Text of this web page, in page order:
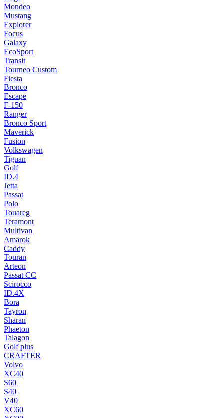
Mondeo
Mustang
Explorer
Focus
Galaxy
EcoSport
Transit
Tourneo Custom
Fiesta
Bronco
Escape
F-150
Ranger
Bronco Sport
Maverick
Fusion
Volkswagen
Tiguan
Golf
ID.4
Jetta
Passat
Polo
Touareg
Teramont
Multivan
Amarok
Caddy
Touran
Arteon
Passat CC
Scirocco
ID.4X
Bora
Tayron
Sharan
Phaeton
Talagon
Golf plus
CRAFTER
Volvo
XC40
S60
S40
V40
XC60